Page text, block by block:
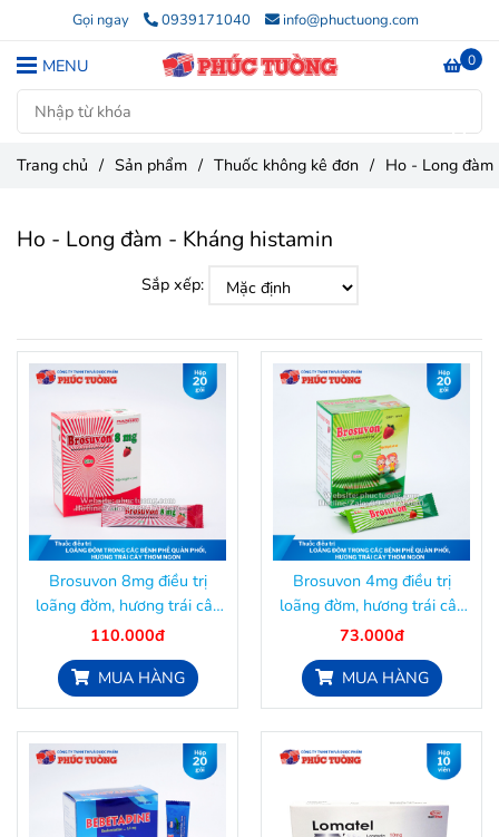
Gọi ngay 0939171040 info@phuctuong.com
0
MENU
Trang chủ / Sản phẩm / Thuốc không kê đơn / Ho - Long
Ho - Long đàm - Kháng histamin
Sắp xếp:
Brosuvon 8mg điều trị
loãng đờm, hương trái cây
thơm ngon
110.000đ
MUA HÀNG
Brosuvon 4mg điều trị
loãng đờm, hương trái cây
thơm ngon
73.000đ
MUA HÀNG